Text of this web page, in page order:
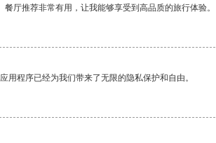
餐厅推荐非常有用，让我能够享受到高品质的旅行体验。
用程序已经为我们带来了无限的隐私保护和自由。